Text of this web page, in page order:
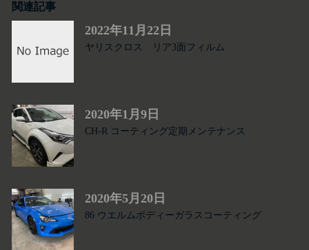
関連記事
2022年11月22日
ヤリスクロス リア3面フィルム
2020年1月9日
CH-R コーティング定期メンテナンス
2020年5月20日
86 ウエルムボディーガラスコーティング